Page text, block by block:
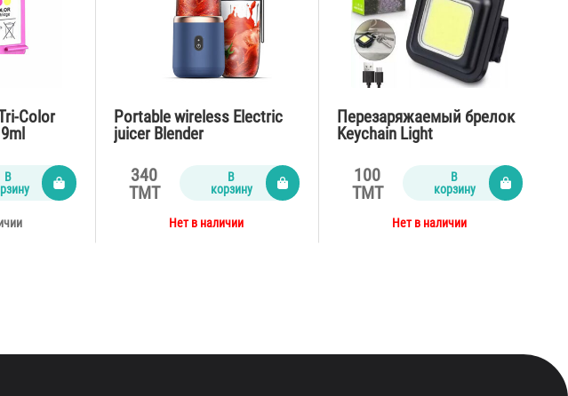
Color
В
Portable wireless Electric
juicer Blender
340
TMT
В
корзину
Нет в наличии
Перезаряжаемый брелок
Keychain Light
100
TMT
В
корзину
Нет в наличии